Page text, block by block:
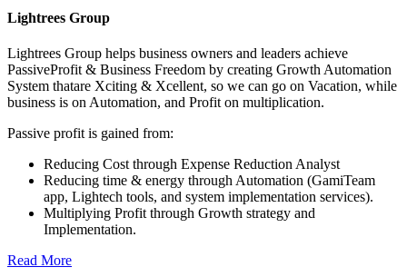
Lightrees Group
Lightrees Group helps business owners and leaders achieve
PassiveProfit & Business Freedom by creating Growth Automation
System thatare Xciting & Xcellent, so we can go on Vacation, while
business is on Automation, and Profit on multiplication.
Passive profit is gained from:
Reducing Cost through Expense Reduction Analyst
Reducing time & energy through Automation (GamiTeam
app, Lightech tools, and system implementation services).
Multiplying Profit through Growth strategy and
Implementation.
Read More